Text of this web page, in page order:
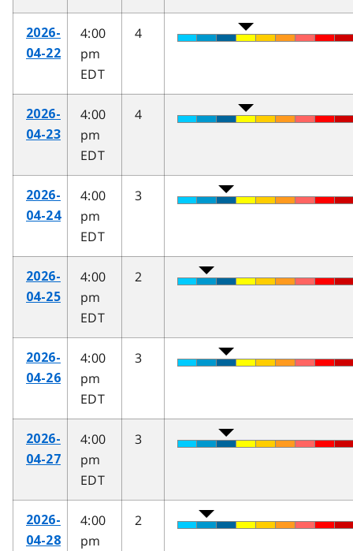
2026-
04-22
4:00
pm
EDT
4
2026-
04-23
4:00
pm
EDT
4
2026-
04-24
4:00
pm
EDT
3
2026-
04-25
4:00
pm
EDT
2
2026-
04-26
4:00
pm
EDT
3
2026-
04-27
4:00
pm
EDT
3
2026-
04-28
4:00
pm
2